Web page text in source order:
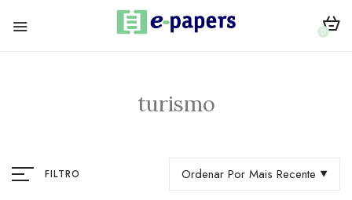
0
turismo
FILTRO Ordenar Por Mais Recente